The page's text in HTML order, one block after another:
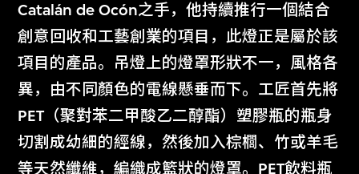
Catalán de Ocón之手，他持續推行一個結合
創意回收和工藝創業的項目，此燈正是屬於該
項目的產品。吊燈上的燈罩形狀不一，風格各
異，由不同顏色的電線懸垂而下。工匠首先將
PET（聚對苯二甲酸乙二醇酯）塑膠瓶的瓶身
切割成幼細的經線，然後加入棕櫚、竹或羊毛
等天然纖維，編織成籃狀的燈罩。PET飲料瓶